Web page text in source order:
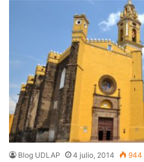
Blog UDLAP 4 julio, 2014 944